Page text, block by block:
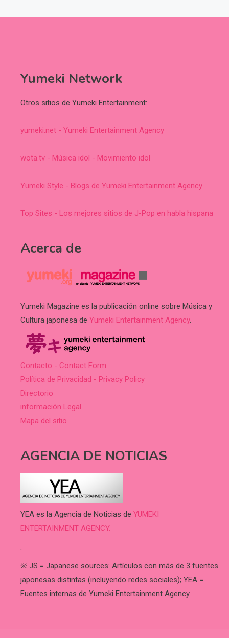
Yumeki Network
Otros sitios de Yumeki Entertainment:
yumeki.net - Yumeki Entertainment Agency
wota.tv - Música idol - Movimiento idol
Yumeki Style - Blogs de Yumeki Entertainment Agency
Top Sites - Los mejores sitios de J-Pop en habla hispana
Acerca de
Yumeki Magazine es la publicación online sobre Música y
Cultura japonesa de Yumeki Entertainment Agency.
Contacto - Contact Form
Política de Privacidad - Privacy Policy
Directorio
información Legal
Mapa del sitio
AGENCIA DE NOTICIAS
YEA es la Agencia de Noticias de YUMEKI
ENTERTAINMENT AGENCY.
.
※ JS = Japanese sources: Artículos con más de 3 fuentes
japonesas distintas (incluyendo redes sociales); YEA =
Fuentes internas de Yumeki Entertainment Agency.